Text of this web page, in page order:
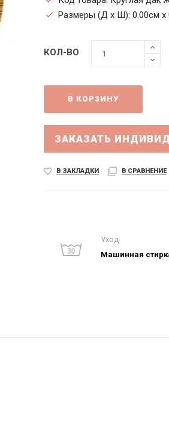
Размеры (Д x Ш): 0.00см x
КОЛ-ВО
В КОРЗИНУ
ЗАКАЗАТЬ
В ЗАКЛАДКИ В СРАВНЕНИЕ
Уход
Машинная